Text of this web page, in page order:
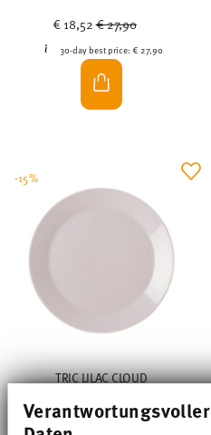
€ 18,52Price reduced from
€ 27,90
30-day best price: € 27,90
TRIC LILAC CLOUD
Rim plate 27 cm
-15%